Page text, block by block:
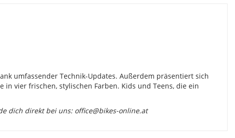
umfassender Technik-Updates. Außerdem präsentiert sich
in vier frischen, stylischen Farben. Kids und Teens, die ein
dich direkt bei uns: office@bikes-online.at